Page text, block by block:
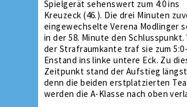
Spielgerät sehenswert zum 4:0 ins
Kreuzeck (46.). Die drei Minuten
eingewechselte Verena Modlinger
in der 58. Minute den Schlusspunkt.
der Strafraumkante traf sie zum 5:0-
Enstand ins linke untere Eck. Zu
Zeitpunkt stand der Aufstieg
denn die beiden erstplatzierten
werden die A-Klasse nach oben